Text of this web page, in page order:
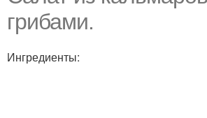
грибами.
Ингредиенты: